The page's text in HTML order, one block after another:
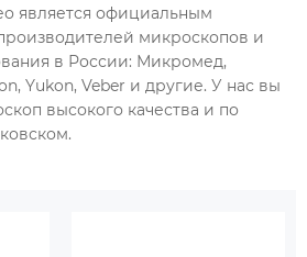
является официальным
микроскопов и
в России: Микромед,
Yukon, Veber и другие. У нас вы
высокого качества и по